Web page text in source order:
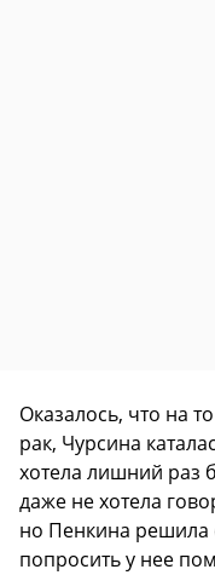
Оказалось, что на
рак, Чурсина
хотела лишний раз
даже не хотела
но Пенкина решила
попросить у нее